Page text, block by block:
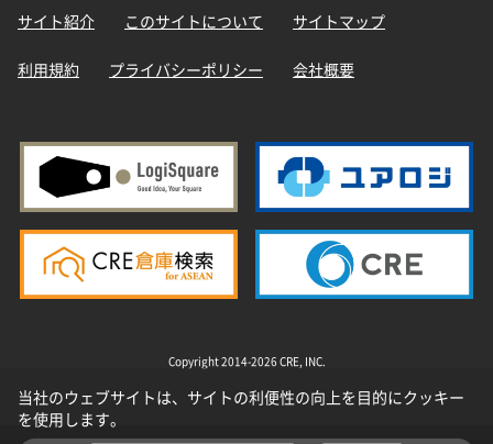
サイト紹介 このサイトについて サイトマップ
利用規約 プライバシーポリシー 会社概要
Copyright 2014-2026 CRE, INC.
当社のウェブサイトは、サイトの利便性の向上を目的にクッキー
を使用します。